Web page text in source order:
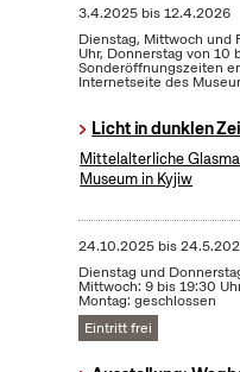
3.4.2025bis12.4.2026
Dienstag, Mittwoch und
Uhr, Donnerstag von 10
Sonderöffnungszeiten
Internetseite des
Licht in dunklen
Mittelalterliche
Museum in Kyjiw
24.10.2025bis
Dienstag und
Mittwoch: 9 bis 19:30
Montag: geschlossen
Eintritt frei